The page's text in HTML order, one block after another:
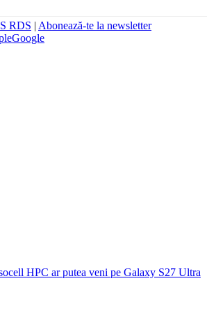
RDS | Abonează-te la newsletter
Google
HPC ar putea veni pe Galaxy S27 Ultra